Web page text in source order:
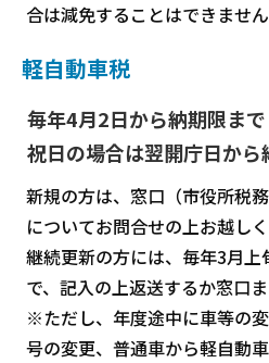
合は減免することはできません
軽自動車税
毎年4月2日から納期限ま
祝日の場合は翌開庁日から
新規の方は、窓口（市役所税
についてお問合せの上お越しく
継続更新の方には、毎年3月
で、記入の上返送するか窓口
※ただし、年度途中に車等の
号の変更、普通車から軽自動